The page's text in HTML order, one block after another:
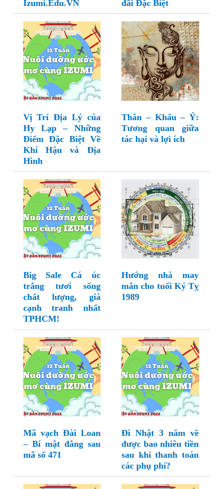
Izumi.Edu.VN đãi Đặc Biệt
Vị Trí Địa Lý của
Hy Lạp – Những
Điểm Đặc Biệt Về
Khí Hậu và Địa
Hình
Thân – Khẩu – Ý:
Tương quan giữa
tác hại và lợi ích
Big Sale Cá úc
trắng tươi sống
chất lượng, giá
cạnh tranh nhất
TPHCM!
Hướng nhà may
mắn cho tuổi Kỷ Tỵ
1989
Mã vạch Đài Loan
– Bí mật đằng sau
mã số 471
Đi Nhật 3 năm về
được bao nhiêu tiền
sau khi thanh toán
các phụ phí?